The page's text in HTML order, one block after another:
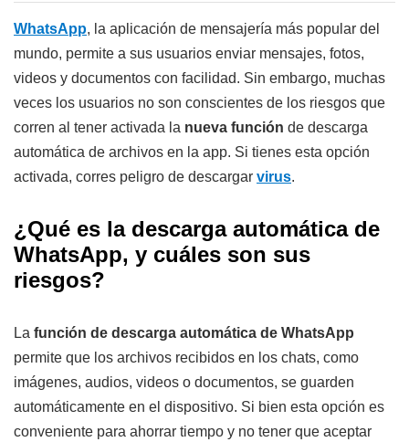
WhatsApp, la aplicación de mensajería más popular del
mundo, permite a sus usuarios enviar mensajes, fotos,
videos y documentos con facilidad. Sin embargo, muchas
veces los usuarios no son conscientes de los riesgos que
corren al tener activada la nueva función de descarga
automática de archivos en la app. Si tienes esta opción
activada, corres peligro de descargar virus.
¿Qué es la descarga automática de
WhatsApp, y cuáles son sus
riesgos?
La función de descarga automática de WhatsApp
permite que los archivos recibidos en los chats, como
imágenes, audios, videos o documentos, se guarden
automáticamente en el dispositivo. Si bien esta opción es
conveniente para ahorrar tiempo y no tener que aceptar